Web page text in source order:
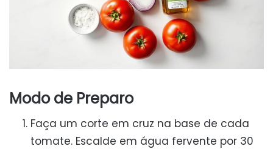
Modo de Preparo
Faça um corte em cruz na base de cada
tomate. Escalde em água fervente por 30